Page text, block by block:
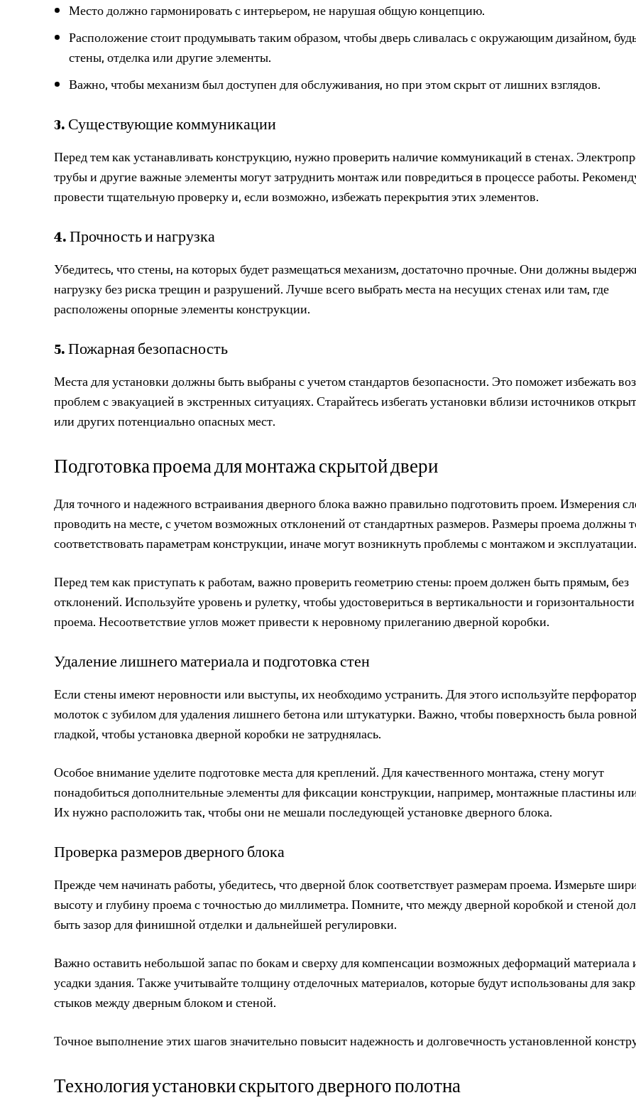
Место должно гармонировать с интерьером, не нарушая общую концепцию.
Расположение стоит продумывать таким образом, чтобы дверь сливалась с окружающим дизайном,
стены, отделка или другие элементы.
Важно, чтобы механизм был доступен для обслуживания, но при этом скрыт от лишних взглядов.
3. Существующие коммуникации
Перед тем как устанавливать конструкцию, нужно проверить наличие коммуникаций в стенах.
трубы и другие важные элементы могут затруднить монтаж или повредиться в процессе работы.
провести тщательную проверку и, если возможно, избежать перекрытия этих элементов.
4. Прочность и нагрузка
Убедитесь, что стены, на которых будет размещаться механизм, достаточно прочные. Они должны
нагрузку без риска трещин и разрушений. Лучше всего выбрать места на несущих стенах или там, где
расположены опорные элементы конструкции.
5. Пожарная безопасность
Места для установки должны быть выбраны с учетом стандартов безопасности. Это поможет избежать
проблем с эвакуацией в экстренных ситуациях. Старайтесь избегать установки вблизи источников
или других потенциально опасных мест.
Подготовка проема для монтажа скрытой двери
Для точного и надежного встраивания дверного блока важно правильно подготовить проем. Измерения
проводить на месте, с учетом возможных отклонений от стандартных размеров. Размеры проема должны
соответствовать параметрам конструкции, иначе могут возникнуть проблемы с монтажом и эксплуатации.
Перед тем как приступать к работам, важно проверить геометрию стены: проем должен быть прямым, без
отклонений. Используйте уровень и рулетку, чтобы удостовериться в вертикальности и
проема. Несоответствие углов может привести к неровному прилеганию дверной коробки.
Удаление лишнего материала и подготовка стен
Если стены имеют неровности или выступы, их необходимо устранить. Для этого используйте
молоток с зубилом для удаления лишнего бетона или штукатурки. Важно, чтобы поверхность была
гладкой, чтобы установка дверной коробки не затруднялась.
Особое внимание уделите подготовке места для креплений. Для качественного монтажа, стену могут
понадобиться дополнительные элементы для фиксации конструкции, например, монтажные пластины
Их нужно расположить так, чтобы они не мешали последующей установке дверного блока.
Проверка размеров дверного блока
Прежде чем начинать работы, убедитесь, что дверной блок соответствует размерам проема. Измерьте
высоту и глубину проема с точностью до миллиметра. Помните, что между дверной коробкой и стеной
быть зазор для финишной отделки и дальнейшей регулировки.
Важно оставить небольшой запас по бокам и сверху для компенсации возможных деформаций материала
усадки здания. Также учитывайте толщину отделочных материалов, которые будут использованы для
стыков между дверным блоком и стеной.
Точное выполнение этих шагов значительно повысит надежность и долговечность установленной
Технология установки скрытого дверного полотна